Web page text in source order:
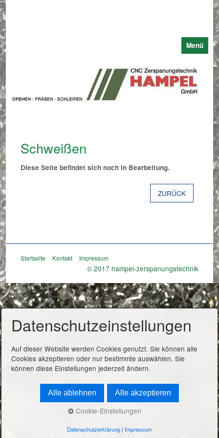
Menü
Schweißen
Diese Seite befindet sich noch in Bearbeitung.
ZURÜCK
Startseite Kontakt Impressum
© 2017 hampel-zerspanungstechnik
Datenschutzeinstellungen
Auf dieser Website werden Cookies genutzt. Sie können alle
Cookies akzeptieren oder nur bestimmte auswählen. Sie
können diese Einstellungen jederzeit ändern.
Alle ablehnen Alle akzeptieren
Cookie-Einstellungen
Datenschutzerklärung | Impressum